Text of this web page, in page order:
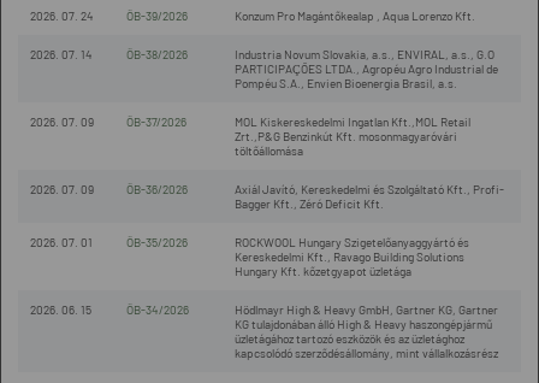
2026. 07. 24 ÖB-39/2026 Konzum Pro Magántőkealap , Aqua Lorenzo Kft.
2026. 07. 14 ÖB-38/2026
Industria Novum Slovakia, a.s., ENVIRAL, a.s., G.O
PARTICIPAÇÕES LTDA., Agropéu Agro Industrial de
Pompéu S.A., Envien Bioenergia Brasil, a.s.
2026. 07. 09 ÖB-37/2026
MOL Kiskereskedelmi Ingatlan Kft.,MOL Retail
Zrt.,P&G Benzinkút Kft. mosonmagyaróvári
töltőállomása
2026. 07. 09 ÖB-36/2026
Axiál Javító, Kereskedelmi és Szolgáltató Kft., Profi-
Bagger Kft., Zéró Deficit Kft.
2026. 07. 01 ÖB-35/2026
ROCKWOOL Hungary Szigetelőanyaggyártó és
Kereskedelmi Kft., Ravago Building Solutions
Hungary Kft. kőzetgyapot üzletága
2026. 06. 15 ÖB-34/2026
Hödlmayr High & Heavy GmbH, Gartner KG, Gartner
KG tulajdonában álló High & Heavy haszongépjármű
üzletágához tartozó eszközök és az üzletághoz
kapcsolódó szerződésállomány, mint vállalkozásrész